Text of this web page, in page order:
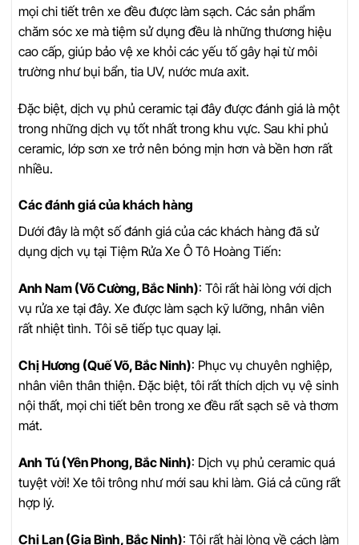
mọi chi tiết trên xe đều được làm sạch. Các sản phẩm
chăm sóc xe mà tiệm sử dụng đều là những thương hiệu
cao cấp, giúp bảo vệ xe khỏi các yếu tố gây hại từ môi
trường như bụi bẩn, tia UV, nước mưa axit.
Đặc biệt, dịch vụ phủ ceramic tại đây được đánh giá là một
trong những dịch vụ tốt nhất trong khu vực. Sau khi phủ
ceramic, lớp sơn xe trở nên bóng mịn hơn và bền hơn rất
nhiều.
Các đánh giá của khách hàng
Dưới đây là một số đánh giá của các khách hàng đã sử
dụng dịch vụ tại Tiệm Rửa Xe Ô Tô Hoàng Tiến:
Anh Nam (Võ Cường, Bắc Ninh): Tôi rất hài lòng với dịch
vụ rửa xe tại đây. Xe được làm sạch kỹ lưỡng, nhân viên
rất nhiệt tình. Tôi sẽ tiếp tục quay lại.
Chị Hương (Quế Võ, Bắc Ninh): Phục vụ chuyên nghiệp,
nhân viên thân thiện. Đặc biệt, tôi rất thích dịch vụ vệ sinh
nội thất, mọi chi tiết bên trong xe đều rất sạch sẽ và thơm
mát.
Anh Tú (Yên Phong, Bắc Ninh): Dịch vụ phủ ceramic quá
tuyệt vời! Xe tôi trông như mới sau khi làm. Giá cả cũng rất
hợp lý.
Chị Lan (Gia Bình, Bắc Ninh): Tôi rất hài lòng về cách làm